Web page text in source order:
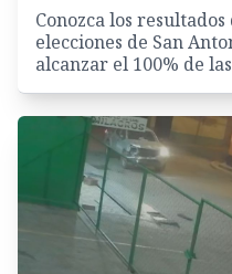
Conozca los
elecciones de San
alcanzar el 100% de